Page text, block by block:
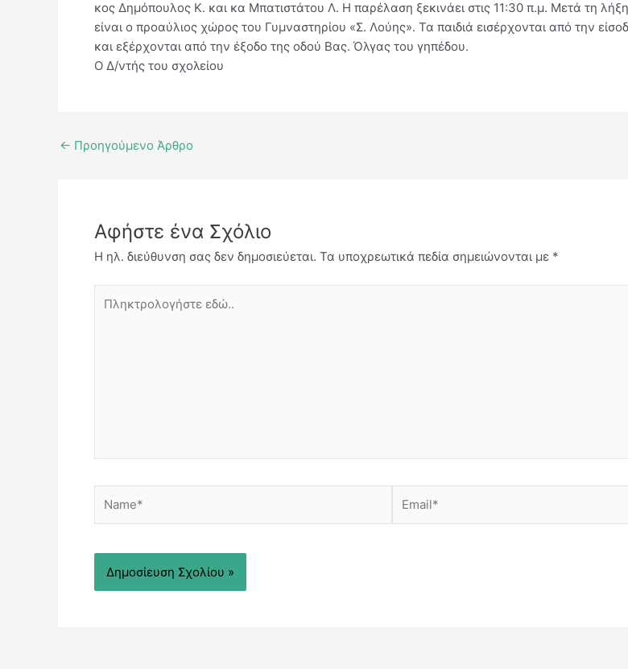
κος Δημόπουλος Κ. και κα Μπατιστάτου Λ. Η παρέλαση ξεκινάει στις 11:30 π.μ. Μετά τη
είναι ο προαύλιος χώρος του Γυμναστηρίου «Σ. Λούης». Τα παιδιά εισέρχονται από την
και εξέρχονται από την έξοδο της οδού Βας. Όλγας του γηπέδου.
Ο Δ/ντής του σχολείου
← Προηγούμενο Άρθρο
Αφήστε ένα Σχόλιο
Η ηλ. διεύθυνση σας δεν δημοσιεύεται. Τα υποχρεωτικά πεδία σημειώνονται με *
εδώ..